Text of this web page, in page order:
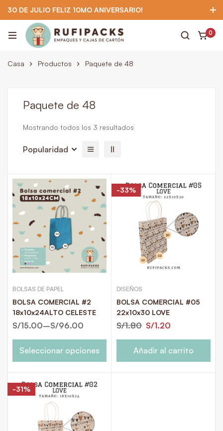
30 DE JULIO FELIZ 10MO ANIVERSARIO!
922 295 403
0
Casa Productos Paquete de 48
Paquete de 48
Mostrando todos los 3 resultados
Popularidad
BOLSAS DE PAPEL
BOLSA COMERCIAL #2
18x10x24ALTO CELESTE
S/15.00–S/96.00
Seleccionar opciones
-33%
DISEÑOS
BOLSA COMERCIAL #05
22x10x30 LOVE
S/1.80 S/1.20
Añadir al carrito
-31%